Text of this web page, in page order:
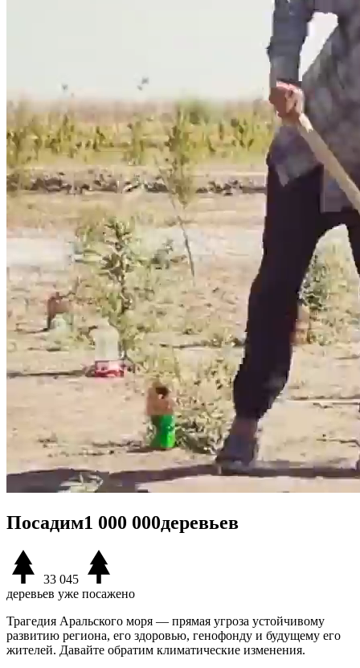
Посадим1 000 000деревьев
33 045
деревьев уже посажено
Трагедия Аральского моря — прямая угроза устойчивому
развитию региона, его здоровью, генофонду и будущему его
жителей. Давайте обратим климатические изменения.